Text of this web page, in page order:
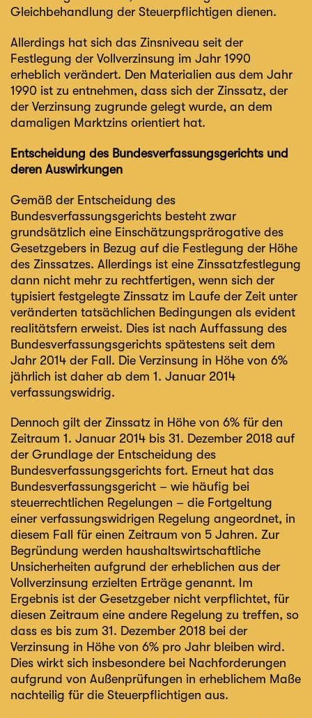
Gleichbehandlung der Steuerpflichtigen dienen.
Allerdings hat sich das Zinsniveau seit der
Festlegung der Vollverzinsung im Jahr 1990
erheblich verändert. Den Materialien aus dem Jahr
1990 ist zu entnehmen, dass sich der Zinssatz, der
der Verzinsung zugrunde gelegt wurde, an dem
damaligen Marktzins orientiert hat.
Entscheidung des Bundesverfassungsgerichts und
deren Auswirkungen
Gemäß der Entscheidung des
Bundesverfassungsgerichts besteht zwar
grundsätzlich eine Einschätzungsprärogative des
Gesetzgebers in Bezug auf die Festlegung der Höhe
des Zinssatzes. Allerdings ist eine Zinssatzfestlegung
dann nicht mehr zu rechtfertigen, wenn sich der
typisiert festgelegte Zinssatz im Laufe der Zeit unter
veränderten tatsächlichen Bedingungen als evident
realitätsfern erweist. Dies ist nach Auffassung des
Bundesverfassungsgerichts spätestens seit dem
Jahr 2014 der Fall. Die Verzinsung in Höhe von 6%
jährlich ist daher ab dem 1. Januar 2014
verfassungswidrig.
Dennoch gilt der Zinssatz in Höhe von 6% für den
Zeitraum 1. Januar 2014 bis 31. Dezember 2018 auf
der Grundlage der Entscheidung des
Bundesverfassungsgerichts fort. Erneut hat das
Bundesverfassungsgericht – wie häufig bei
steuerrechtlichen Regelungen – die Fortgeltung
einer verfassungswidrigen Regelung angeordnet, in
diesem Fall für einen Zeitraum von 5 Jahren. Zur
Begründung werden haushaltswirtschaftliche
Unsicherheiten aufgrund der erheblichen aus der
Vollverzinsung erzielten Erträge genannt. Im
Ergebnis ist der Gesetzgeber nicht verpflichtet, für
diesen Zeitraum eine andere Regelung zu treffen, so
dass es bis zum 31. Dezember 2018 bei der
Verzinsung in Höhe von 6% pro Jahr bleiben wird.
Dies wirkt sich insbesondere bei Nachforderungen
aufgrund von Außenprüfungen in erheblichem Maße
nachteilig für die Steuerpflichtigen aus.